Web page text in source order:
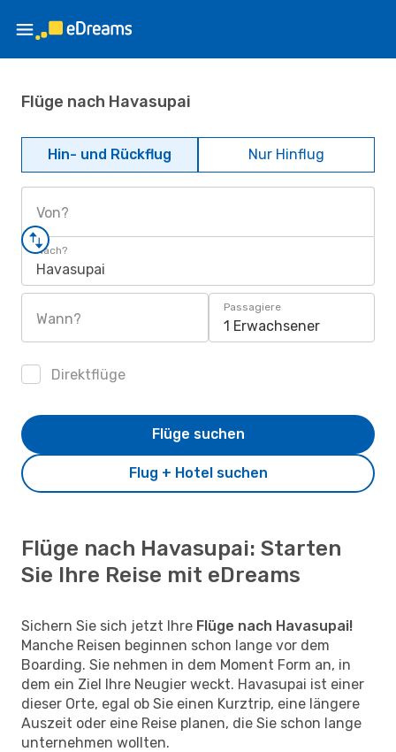
Flüge nach Havasupai
Hin- und Rückflug Nur Hinflug
Von?
Nach?
Havasupai
Wann?
Passagiere
1 Erwachsener
Direktflüge
Flug + Hotel suchen
Flüge suchen
Flüge nach Havasupai: Starten
Sie Ihre Reise mit eDreams
Sichern Sie sich jetzt Ihre Flüge nach Havasupai!
Manche Reisen beginnen schon lange vor dem
Boarding. Sie nehmen in dem Moment Form an, in
dem ein Ziel Ihre Neugier weckt. Havasupai ist einer
dieser Orte, egal ob Sie einen Kurztrip, eine längere
Auszeit oder eine Reise planen, die Sie schon lange
unternehmen wollten.